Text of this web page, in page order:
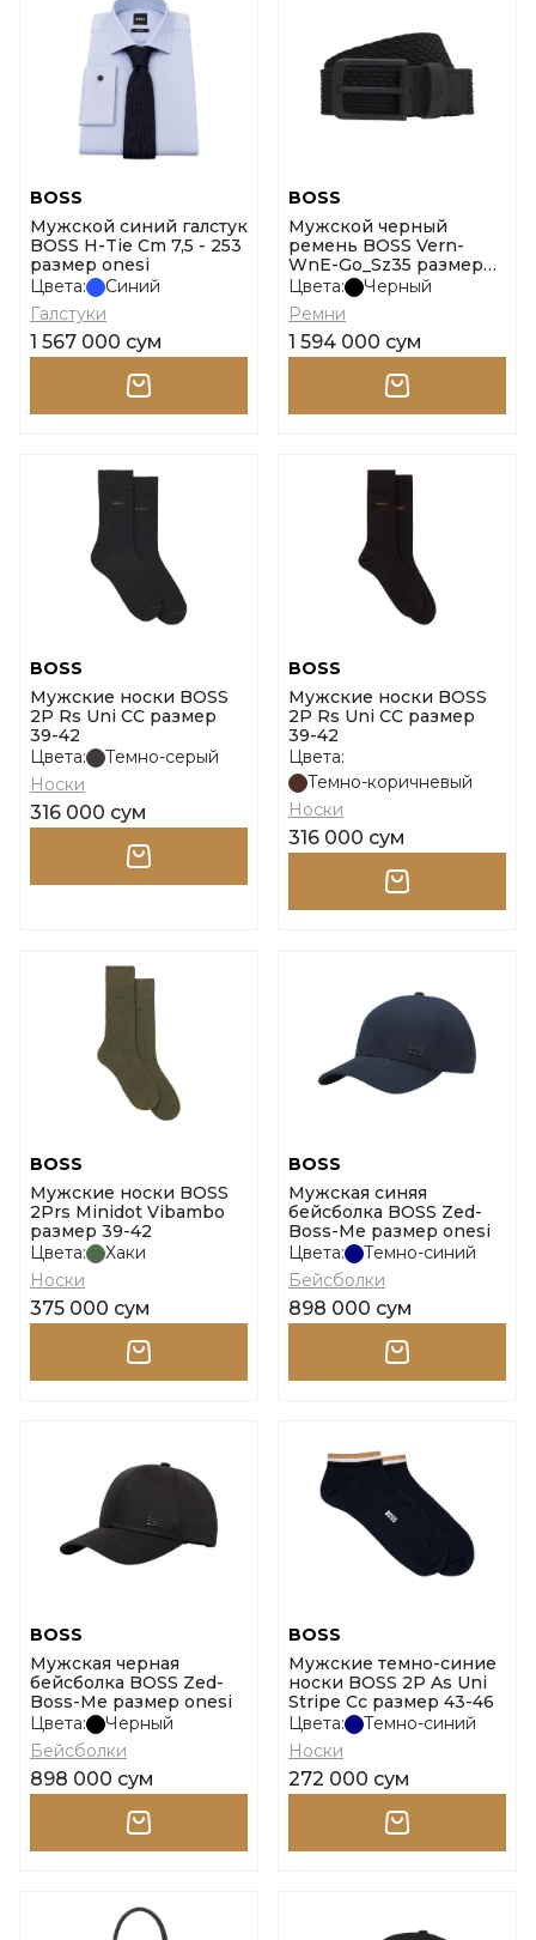
BOSS
Мужской синий галстук
BOSS H-Tie Cm 7,5 - 253
размер onesi
Цвета:
Синий
Галстуки
1 567 000 сум
BOSS
Мужской черный
ремень BOSS Vern-
WnE-Go_Sz35 размер
100
Цвета:
Черный
Ремни
1 594 000 сум
BOSS
Мужские носки BOSS
2P Rs Uni CC размер
39-42
Цвета:
Темно-серый
Носки
316 000 сум
BOSS
Мужские носки BOSS
2P Rs Uni CC размер
39-42
Цвета:
Темно-коричневый
Носки
316 000 сум
BOSS
Мужские носки BOSS
2Prs Minidot Vibambo
размер 39-42
Цвета:
Хаки
Носки
375 000 сум
BOSS
Мужская синяя
бейсболка BOSS Zed-
Boss-Me размер onesi
Цвета:
Темно-синий
Бейсболки
898 000 сум
BOSS
Мужская черная
бейсболка BOSS Zed-
Boss-Me размер onesi
Цвета:
Черный
Бейсболки
898 000 сум
BOSS
Мужские темно-синие
носки BOSS 2P As Uni
Stripe Cc размер 43-46
Цвета:
Темно-синий
Носки
272 000 сум